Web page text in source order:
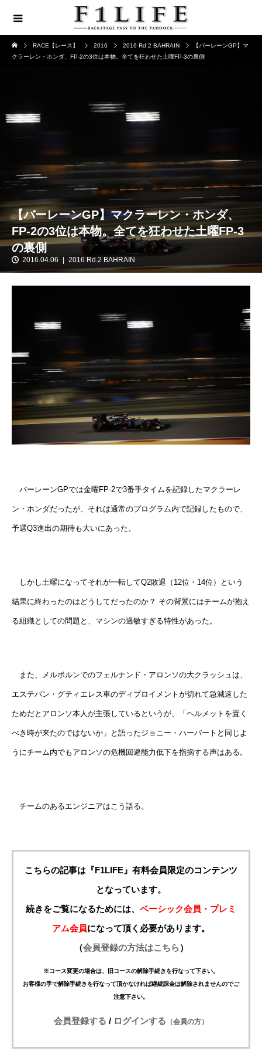
RACE【レース】 2016 2016 Rd.2 BAHRAIN
【バーレーンGP】マ
クラーレン・ホンダ、FP-2の3位は本物。全てを狂わせた土曜FP-3の裏側
【バーレーンGP】マクラーレン・ホンダ、
FP-2の3位は本物。全てを狂わせた土曜FP-3
の裏側
2016.04.06 2016 Rd.2 BAHRAIN
バーレーンGPでは金曜FP-2で3番手タイムを記録したマクラーレ
ン・ホンダだったが、それは通常のプログラム内で記録したもので、
予選Q3進出の期待も大いにあった。
しかし土曜になってそれが一転してQ2敗退（12位・14位）という
結果に終わったのはどうしてだったのか？ その背景にはチームが抱え
る組織としての問題と、マシンの過敏すぎる特性があった。
また、メルボルンでのフェルナンド・アロンソの大クラッシュは、
エステバン・グティエレス車のディプロイメントが切れて急減速した
ためだとアロンソ本人が主張しているというが、「ヘルメットを置く
べき時が来たのではないか」と語ったジョニー・ハーバートと同じよ
うにチーム内でもアロンソの危機回避能力低下を指摘する声はある。
チームのあるエンジニアはこう語る。
こちらの記事は『F1LIFE』有料会員限定のコンテンツ
となっています。
続きをご覧になるためには、 ベーシック会員・プレミ
アム会員になって頂く必要があります。
（会員登録の方法はこちら）
※コース変更の場合は、旧コースの解除手続きを行なって下さい。
お客様の手で解除手続きを行なって頂かなければ継続課金は解除されませんのでご
注意下さい。
会員登録する / ログインする （会員の方）